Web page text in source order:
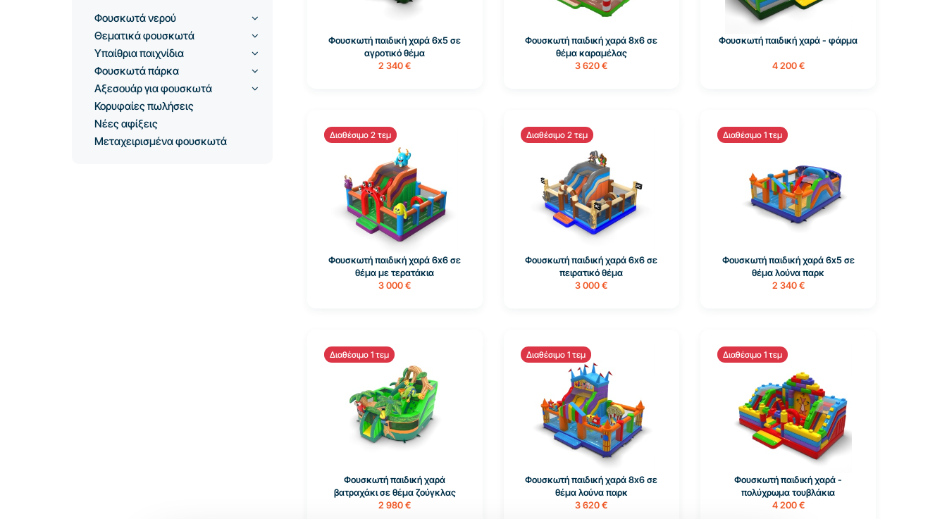
Φουσκωτή παιδική χαρά 6x5 σε
αγροτικό θέμα
2 340 €
Φουσκωτή παιδική χαρά 8x6 σε
θέμα καραμέλας
3 620 €
Φουσκωτή παιδική χαρά - φάρμα
4 200 €
Διαθέσιμο 2 τεμ
Φουσκωτή παιδική χαρά 6x6 σε
θέμα με τερατάκια
3 000 €
Διαθέσιμο 2 τεμ
Φουσκωτή παιδική χαρά 6x6 σε
πειρατικό θέμα
3 000 €
Διαθέσιμο 1 τεμ
Φουσκωτή παιδική χαρά 6x5 σε
θέμα λούνα παρκ
2 340 €
Διαθέσιμο 1 τεμ
Φουσκωτή παιδική χαρά
βατραχάκι σε θέμα ζούγκλας
2 980 €
Διαθέσιμο 1 τεμ
Φουσκωτή παιδική χαρά 8x6 σε
θέμα λούνα παρκ
3 620 €
Διαθέσιμο 1 τεμ
Φουσκωτή παιδική χαρά -
πολύχρωμα τουβλάκια
4 200 €
Φουσκωτά νερού
Θεματικά φουσκωτά
Υπαίθρια παιχνίδια
Φουσκωτά πάρκα
Αξεσουάρ για φουσκωτά
Κορυφαίες πωλήσεις
Νέες αφίξεις
Μεταχειρισμένα φουσκωτά